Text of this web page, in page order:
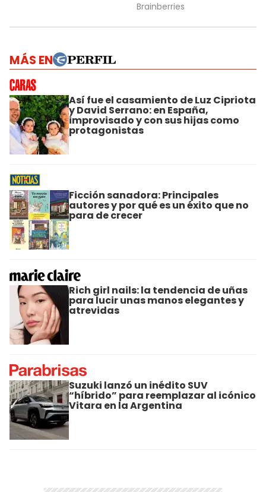
MÁS EN
Así fue el casamiento de Luz Cipriota
y David Serrano: en España,
improvisado y con sus hijas como
protagonistas
Ficción sanadora: Principales
autores y por qué es un éxito que no
para de crecer
Rich girl nails: la tendencia de uñas
para lucir unas manos elegantes y
atrevidas
Suzuki lanzó un inédito SUV
“híbrido” para reemplazar al icónico
Vitara en la Argentina